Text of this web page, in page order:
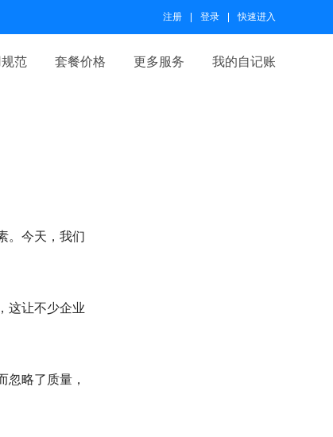
注册 登录 快速进入
范 套餐价格 更多服务 我的自记账
。今天，我们
这让不少企业
忽略了质量，